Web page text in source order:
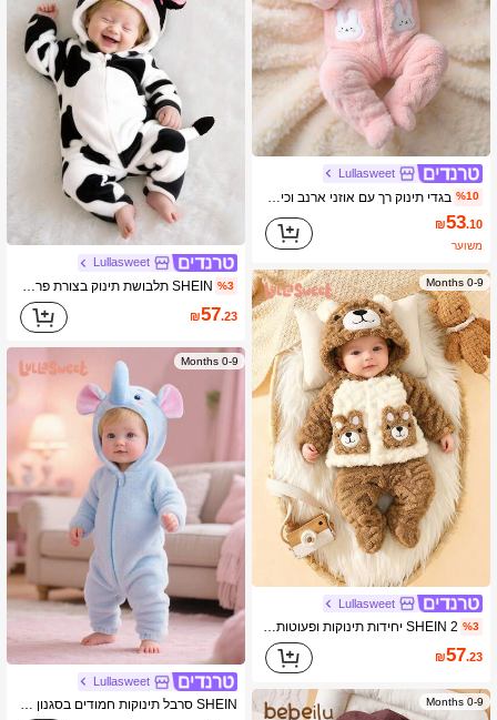
Lullasweet
%10 בגדי תינוק רך עם אוזני ארנב וכיסוי ראש, אוברול רך ופרוותי, בגד ג'מפסוי לתינוקות 0-9 חודשים, חורף, קאוואי, אדום עם נקודות, בגדי סתיו תואמים לאחים
₪53.10
משוער
0-9 Months
Lullasweet
%3 SHEIN 2 יחידות תינוקות ופעוטות עם קפוצ'ון, סט סווטשירט רך וקטיפה
₪57.23
0-9 Months
Lullasweet
%3 SHEIN תלבושת תינוק בצורת פרה לתינוק, כובע רקום תלת מימדי חמוד, סרבל ארוך שרוולים קטיפה עם מכנסיים ארוכים, סט בגדי תינוקות
₪57.23
0-9 Months
Lullasweet
SHEIN סרבל תינוקות חמודים בסגנון פילים קטיפה עם אוזניים ואף, סרבל ארוך שרוולים רך